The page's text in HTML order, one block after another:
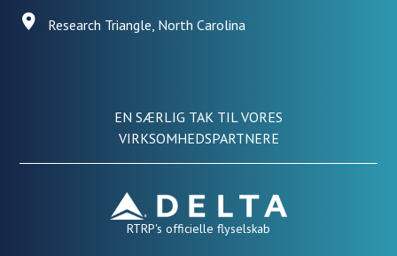
Research Triangle, North Carolina
EN SÆRLIG TAK TIL VORES
VIRKSOMHEDSPARTNERE
RTRP's officielle flyselskab